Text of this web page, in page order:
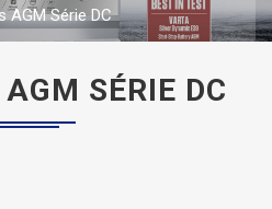
AGM Série DC
SÉRIE DC